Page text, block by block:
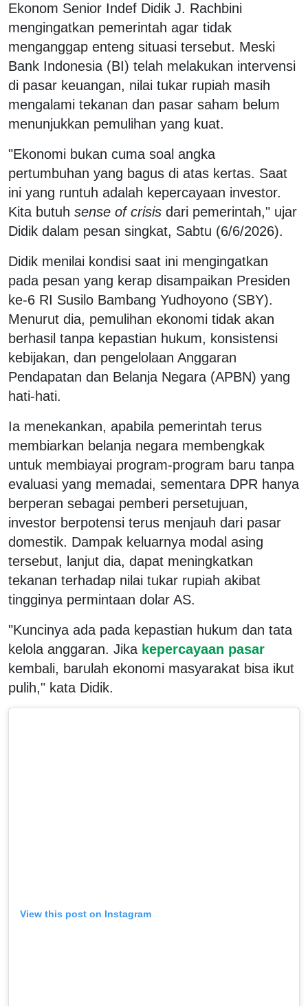
Ekonom Senior Indef Didik J. Rachbini
mengingatkan pemerintah agar tidak
menganggap enteng situasi tersebut. Meski
Bank Indonesia (BI) telah melakukan intervensi
di pasar keuangan, nilai tukar rupiah masih
mengalami tekanan dan pasar saham belum
menunjukkan pemulihan yang kuat.
"Ekonomi bukan cuma soal angka
pertumbuhan yang bagus di atas kertas. Saat
ini yang runtuh adalah kepercayaan investor.
Kita butuh sense of crisis dari pemerintah," ujar
Didik dalam pesan singkat, Sabtu (6/6/2026).
Didik menilai kondisi saat ini mengingatkan
pada pesan yang kerap disampaikan Presiden
ke-6 RI Susilo Bambang Yudhoyono (SBY).
Menurut dia, pemulihan ekonomi tidak akan
berhasil tanpa kepastian hukum, konsistensi
kebijakan, dan pengelolaan Anggaran
Pendapatan dan Belanja Negara (APBN) yang
hati-hati.
Ia menekankan, apabila pemerintah terus
membiarkan belanja negara membengkak
untuk membiayai program-program baru tanpa
evaluasi yang memadai, sementara DPR hanya
berperan sebagai pemberi persetujuan,
investor berpotensi terus menjauh dari pasar
domestik. Dampak keluarnya modal asing
tersebut, lanjut dia, dapat meningkatkan
tekanan terhadap nilai tukar rupiah akibat
tingginya permintaan dolar AS.
"Kuncinya ada pada kepastian hukum dan tata
kelola anggaran. Jika kepercayaan pasar
kembali, barulah ekonomi masyarakat bisa ikut
pulih," kata Didik.
View this post on Instagram